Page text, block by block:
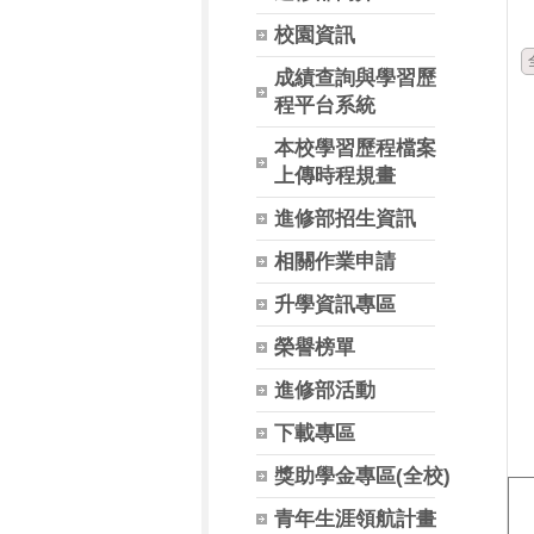
校園資訊
成績查詢與學習歷
程平台系統
本校學習歷程檔案
上傳時程規畫
進修部招生資訊
相關作業申請
升學資訊專區
榮譽榜單
進修部活動
下載專區
獎助學金專區(全校)
青年生涯領航計畫